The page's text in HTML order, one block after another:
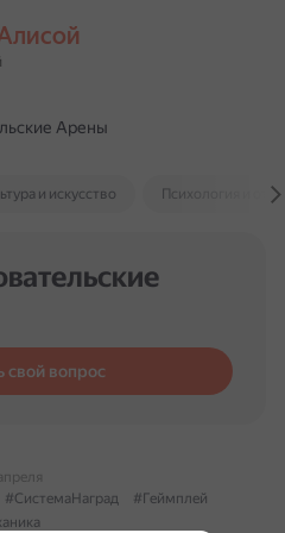
Арены
и искусство Психология и
свой вопрос
#СистемаНаград
#Геймплей